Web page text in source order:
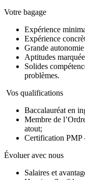
Votre bagage
Expérience
Expérience
Grande
Aptitudes
Solides
problèmes.
Vos qualifications
Baccalauréat en
Membre de
atout;
Certification PMP
Évoluer avec nous
Salaires et